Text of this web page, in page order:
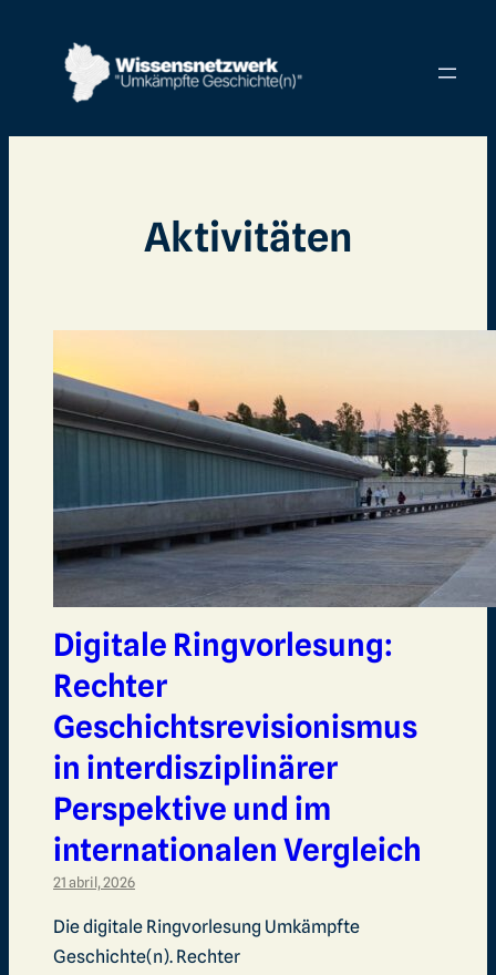
Aktivitäten
Digitale Ringvorlesung:
Rechter
Geschichtsrevisionismus
in interdisziplinärer
Perspektive und im
internationalen Vergleich
21 abril, 2026
Die digitale Ringvorlesung Umkämpfte
Geschichte(n). Rechter